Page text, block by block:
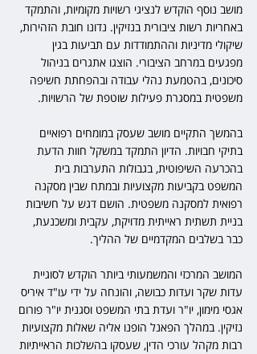
מושב נוסף הוקדש לנציגי רשויות מקומיות, והתמקד
באחריות רשות ציבורית בנזיקין. נדונו חובת הזהירות,
שיקולי מדיניות וההתמודדות עם תביעות בגין
מפגעים במרחב הציבורי. הוצגו אתגרים בניהול
סיכונים, בהטמעת נהלי עבודה ובהפחתת חשיפה
משפטית במסגרת פעילות שוטפת של הרשויות.
בהמשך התקיים מושב שעסק במומחים רפואיים
בתיקי חבויות. הדיון התמקד במשקל חוות הדעת
בהכרעה השיפוטית, בגבולות התערבות בית
המשפט בקביעות מקצועיות ובמתח שבין מסקנה
רפואית למסקנה משפטית. הושם דגש על חשיבות
בניית תשתית ראייתית מדויקת, עקבית ומשכנעת,
כבר בשלבים המקדמיים של ההליך.
המושב המרכזי והמשמעותי ביותר הוקדש לסוגיית
עדות שקר ועדות כבושה, והונחה על ידי עו"ד איריס
אגסי מימון, יו"ר ועדת בתי המשפט וסגנית יו"ר פורום
נזיקין. במהלך הפאנל הופנו אליה שאלות מקצועיות
רבות מקהל עורכי הדין, שעסקו בהשלכות הראייתיות